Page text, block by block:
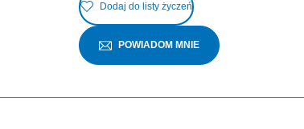
Dodaj do listy życzeń
POWIADOM MNIE